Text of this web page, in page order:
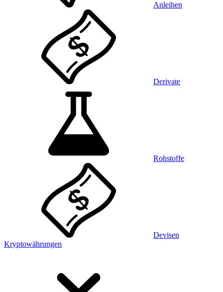
Anleihen
Derivate
Rohstoffe
Devisen
Kryptowährungen